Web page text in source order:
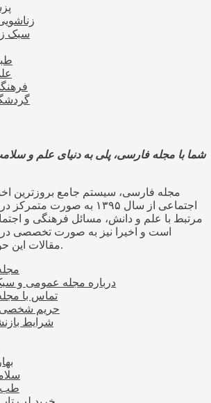
سبک
شما با مجله فارسی، پلی به دنیای علم و
مجله فارسی، سیستم جامع بروزترین
اجتماعی از سال ۱۳۹۵ به
مرتبط با علم و دانش، مسائل فرهنگی و
است و اخیرا نیز به صورت تخصصی در
مقالات این حوزه‌ها فعالیت می کند.
درباره مجله عمومی و
تماس با
حریم شخصی
شرایط
طب